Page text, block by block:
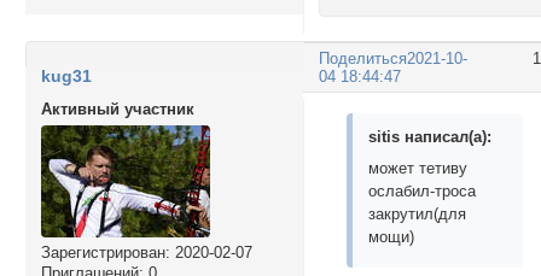
Поделиться2021-10-
04 18:44:47
kug31
Активный участник
Зарегистрирован: 2020-02-07
sitis написал(а):
может тетиву
ослабил-троса
закрутил(для
мощи)